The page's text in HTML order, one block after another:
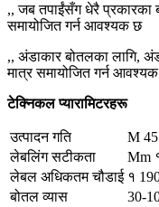
,, जब तपाईंसँग धेरै प्रकारका
समायोजित गर्न आवश्यक छ
,, अंडाकार बोतलका लागि,
मात्र समायोजित गर्न
टेक्निकल प्यारामिटरहरू
उत्पादन गति
M 45
लेबलिंग सटीकता
Mm
लेबल अधिकतम चौडाई १
बोतल व्यास
30-